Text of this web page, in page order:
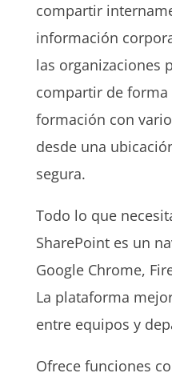
compartir
información
las organizaciones
compartir de forma
formación con
desde una
segura.
Todo lo que
SharePoint es un
Google Chrome,
La plataforma
entre equipos y
Ofrece funciones